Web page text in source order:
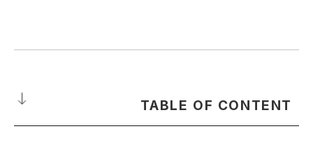
TABLE OF CONTENT